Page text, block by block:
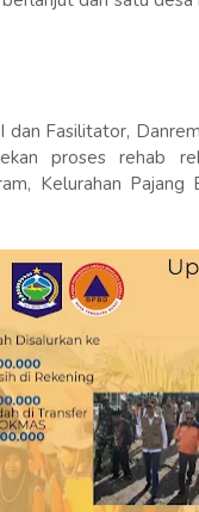
dan Fasilitator,
proses rehab
Kelurahan